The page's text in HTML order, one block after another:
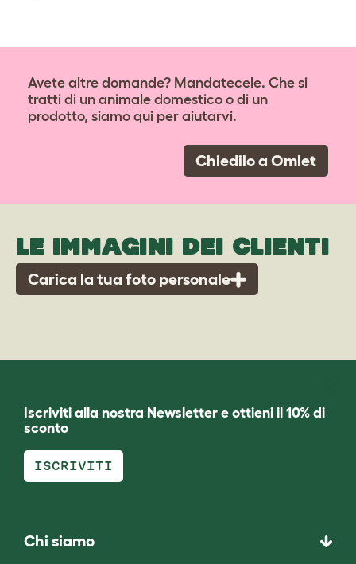
Avete altre domande? Mandatecele. Che si
tratti di un animale domestico o di un
prodotto, siamo qui per aiutarvi.
Chiedilo a Omlet
LE IMMAGINI DEI CLIENTI
Carica la tua foto personale
Iscriviti alla nostra Newsletter e ottieni il 10% di
sconto
ISCRIVITI
Chi siamo